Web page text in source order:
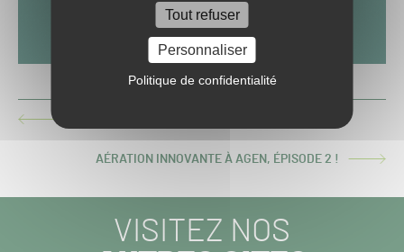
Tout refuser
Personnaliser
Politique de confidentialité
ARTICLE
ARTICLE
AÉRATION INNOVANTE À AGEN, ÉPISODE 2 !
VISITEZ NOS